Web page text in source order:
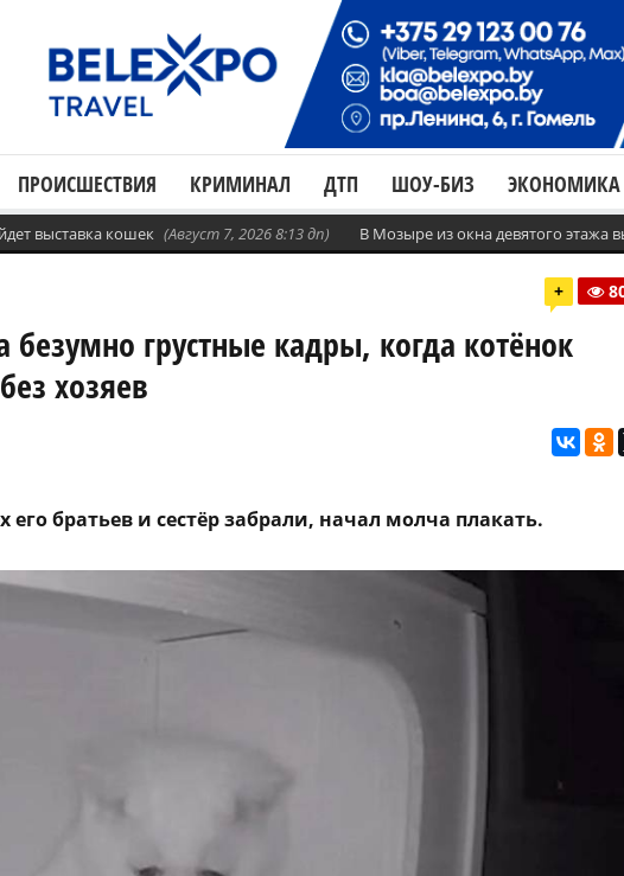
ПРОИСШЕСТВИЯ КРИМИНАЛ ДТП ШОУ-БИЗ ЭКОНОМИКА
выставка кошек (Август 7, 2026 8:13 дп) В Мозыре из окна девятого этажа
+
грустные кадры, когда котёнок
хозяев
братьев и сестёр забрали, начал молча плакать.